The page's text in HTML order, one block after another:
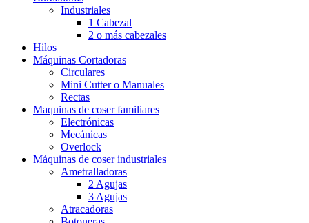
Industriales
1 Cabezal
2 o más cabezales
Hilos
Máquinas Cortadoras
Circulares
Mini Cutter o Manuales
Rectas
Maquinas de coser familiares
Electrónicas
Mecánicas
Overlock
Máquinas de coser industriales
Ametralladoras
2 Agujas
3 Agujas
Atracadoras